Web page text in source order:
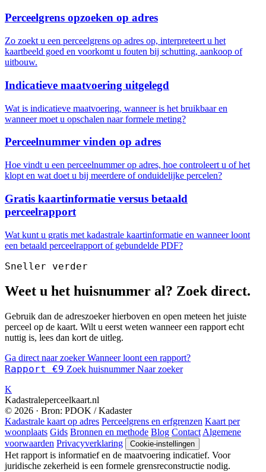
Perceelgrens opzoeken op adres
Zo zoekt u een perceelgrens op adres op, interpreteert u het
kaartbeeld goed en voorkomt u fouten bij schutting, aankoop of
uitbouw.
Indicatieve maatvoering uitgelegd
Wat is indicatieve maatvoering, wanneer is het bruikbaar en
wanneer moet u opschalen naar formele meting?
Perceelnummer vinden op adres
Hoe vindt u een perceelnummer op adres, hoe controleert u of het
klopt en wat doet u bij meerdere of onduidelijke percelen?
Gratis kaartinformatie versus betaald
perceelrapport
Wat kunt u gratis met kadastrale kaartinformatie en wanneer loont
een betaald perceelrapport of gebundelde PDF?
Sneller verder
Weet u het huisnummer al? Zoek direct.
Gebruik dan de adreszoeker hierboven en open meteen het juiste
perceel op de kaart. Wilt u eerst weten wanneer een rapport echt
nuttig is, lees dan kort de uitleg.
Ga direct naar zoekerWanneer loont een rapport?
Rapport €9 Zoek huisnummer Naar zoeker
K
Kadastraleperceelkaart.nl
© 2026 · Bron: PDOK / Kadaster
Kadastrale kaart op adres Perceelgrens en erfgrenzen Kaart per
woonplaats Gids Bronnen en methode Blog Contact Algemene
voorwaarden Privacyverklaring Cookie-instellingen
Het rapport is informatief en de maatvoering indicatief. Voor
juridische zekerheid is een formele grensreconstructie nodig.